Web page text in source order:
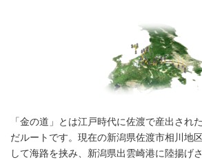
「金の道」とは江戸時代に佐渡で産出され
だルートです。現在の新潟県佐渡市相川地
して海路を挟み、新潟県出雲崎港に陸揚げ